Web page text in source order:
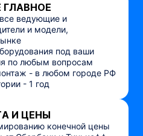
ведующие и
и модели,
под ваши
по любым вопросам
- в любом городе РФ
- 1 год
И ЦЕНЫ
конечной цены